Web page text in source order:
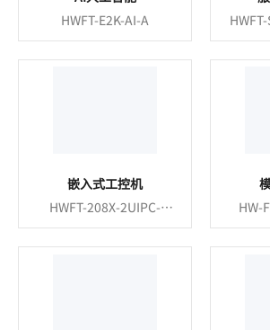
HWFT-E2K-AI-A
嵌入式工控机
HWFT-208X-2UIPC-
NFAN-I
HW-